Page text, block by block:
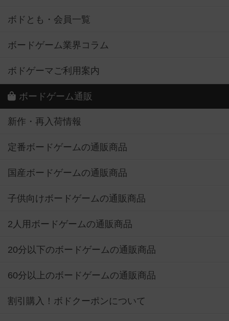
ボドとも・会員一覧
ボードゲーム業界コラム
ボドゲーマご利用案内
ボードゲーム通販
新作・再入荷情報
定番ボードゲームの通販商品
国産ボードゲームの通販商品
子供向けボードゲームの通販商品
2人用ボードゲームの通販商品
20分以下のボードゲームの通販商品
60分以上のボードゲームの通販商品
割引購入！ボドクーポンについて